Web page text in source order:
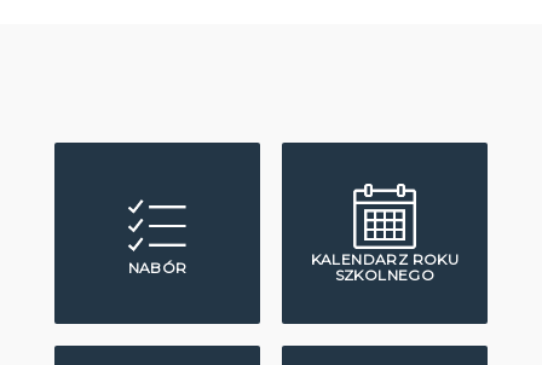
NABÓR
KALENDARZ ROKU
SZKOLNEGO